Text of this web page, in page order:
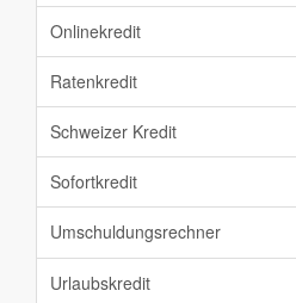
Onlinekredit
Ratenkredit
Schweizer Kredit
Sofortkredit
Umschuldungsrechner
Urlaubskredit